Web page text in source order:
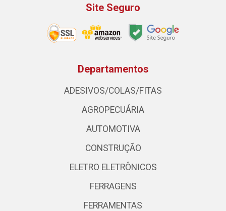
Site Seguro
Departamentos
ADESIVOS/COLAS/FITAS
AGROPECUÁRIA
AUTOMOTIVA
CONSTRUÇÃO
ELETRO ELETRÔNICOS
FERRAGENS
FERRAMENTAS